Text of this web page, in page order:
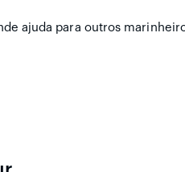
ajuda para outros